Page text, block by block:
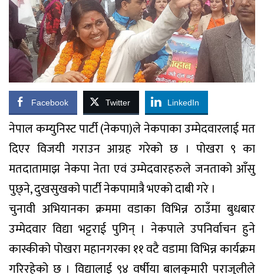
Facebook Twitter LinkedIn
नेपाल कम्युनिस्ट पार्टी (नेकपा)ले नेकपाका उम्मेदवारलाई मत
दिएर विजयी गराउन आग्रह गरेको छ । पोखरा ९ का
मतदातामाझ नेकपा नेता एवं उम्मेदवारहरुले जनताको आँसु
पुछ्ने, दुखसुखको पार्टी नेकपामात्रै भएको दाबी गरे ।
चुनावी अभियानका क्रममा वडाका विभिन्न ठाउँमा बुधबार
उम्मेदवार विद्या भट्टराई पुगिन् । नेकपाले उपनिर्वाचन हुने
कास्कीको पोखरा महानगरका ११ वटै वडामा विभिन्न कार्यक्रम
गरिरहेको छ । विद्यालाई ९४ वर्षीया बालकुमारी पराजुलीले